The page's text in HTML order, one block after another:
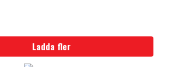
Ladda fler